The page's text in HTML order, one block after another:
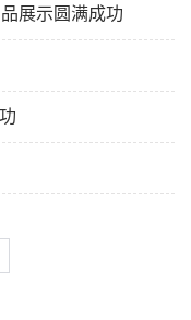
展示圆满成功